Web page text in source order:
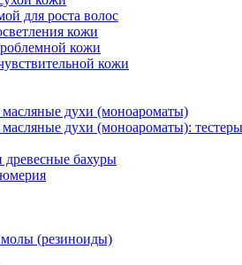
для роста волос
кожи
кожи
кожи
масляные духи (моноароматы)
масляные духи (моноароматы):
бахуры
(резиноиды)